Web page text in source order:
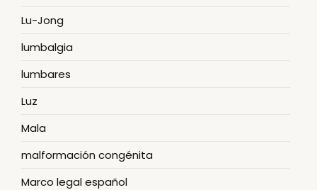
Lu-Jong
lumbalgia
lumbares
Luz
Mala
malformación congénita
Marco legal español